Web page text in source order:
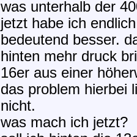
was unterhalb der
jetzt habe ich
bedeutend besser.
hinten mehr druck
16er aus einer
das problem hierbei
nicht.
was mach ich jetzt?